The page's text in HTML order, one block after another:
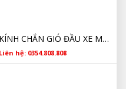
KÍNH CHẮN GIÓ ĐẦU XE MAZDA BT50 GIÁ TỐT
Liên hệ: 0354.808.808